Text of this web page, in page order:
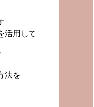
活用して
法を